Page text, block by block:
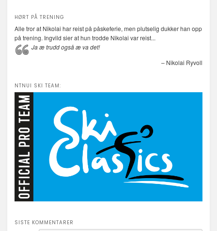
HØRT PÅ TRENING
Alle tror at Nikolai har reist på påskeferie, men plutselig dukker han opp
på trening. Ingvild sier at hun trodde Nikolai var reist...
Ja æ trudd også æ va det!
– Nikolai Ryvoll
NTNUI SKI TEAM:
SISTE KOMMENTARER